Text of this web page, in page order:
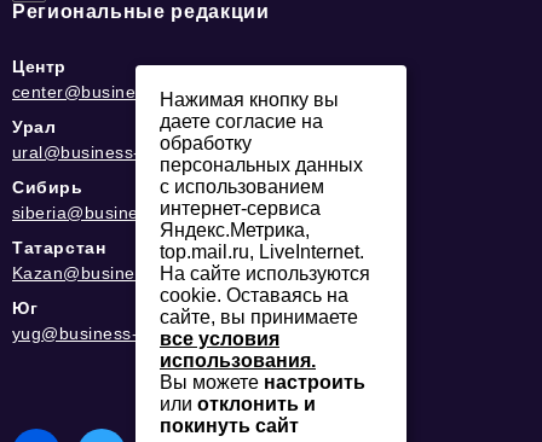
Региональные редакции
Центр
center@business-magazine.online
Урал
ural@business-magazine.online
Сибирь
siberia@business-magazine.online
Татарстан
Kazan@business-magazine.online
Юг
yug@business-magazine.online
Нажимая кнопку вы
даете согласие на
обработку
персональных данных
с использованием
интернет-сервиса
Яндекс.Метрика,
top.mail.ru, LiveInternet.
На сайте используются
cookie. Оставаясь на
сайте, вы принимаете
все условия
использования.
Вы можете настроить
или отклонить и
покинуть сайт